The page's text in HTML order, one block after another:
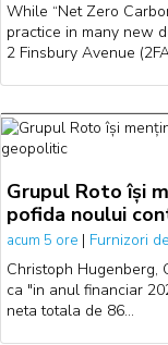
While “Net Zero
practice in many new
2 Finsbury Avenue
Grupul Roto își
pofida noului
acum 5 ore | Furnizori
Christoph Hugenberg,
ca "in anul financiar
neta totala de 86…